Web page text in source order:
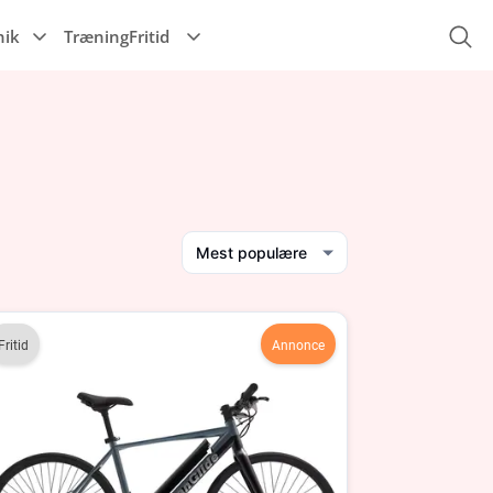
TræningFritid
Mest populære
Fritid Annonce